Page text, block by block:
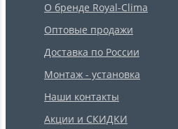
О бренде Royal-Clima
Оптовые продажи
Доставка по России
Монтаж - установка
Наши контакты
Акции и СКИДКИ